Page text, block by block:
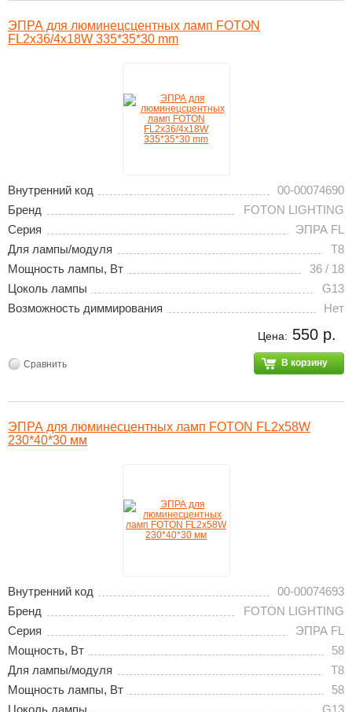
ЭПРА для люминецсцентных ламп FOTON
FL2х36/4х18W 335*35*30 mm
Внутренний код
00-00074690
Бренд
FOTON LIGHTING
Серия
ЭПРА FL
Для лампы/модуля
T8
Мощность лампы, Вт
36 / 18
Цоколь лампы
G13
Возможность диммирования
Нет
Цена: 550 р.
В корзину
Сравнить
ЭПРА для люминесцентных ламп FOTON FL2х58W
230*40*30 мм
Внутренний код
00-00074693
Бренд
FOTON LIGHTING
Серия
ЭПРА FL
Мощность, Вт
58
Для лампы/модуля
T8
Мощность лампы, Вт
58
Цоколь лампы
G13